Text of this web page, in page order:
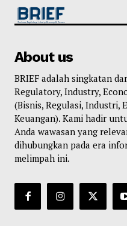
About us
BRIEF adalah singkatan
Regulatory, Industry,
(Bisnis, Regulasi, Industri,
Keuangan). Kami hadir
Anda wawasan yang
dihubungkan pada era
melimpah ini.